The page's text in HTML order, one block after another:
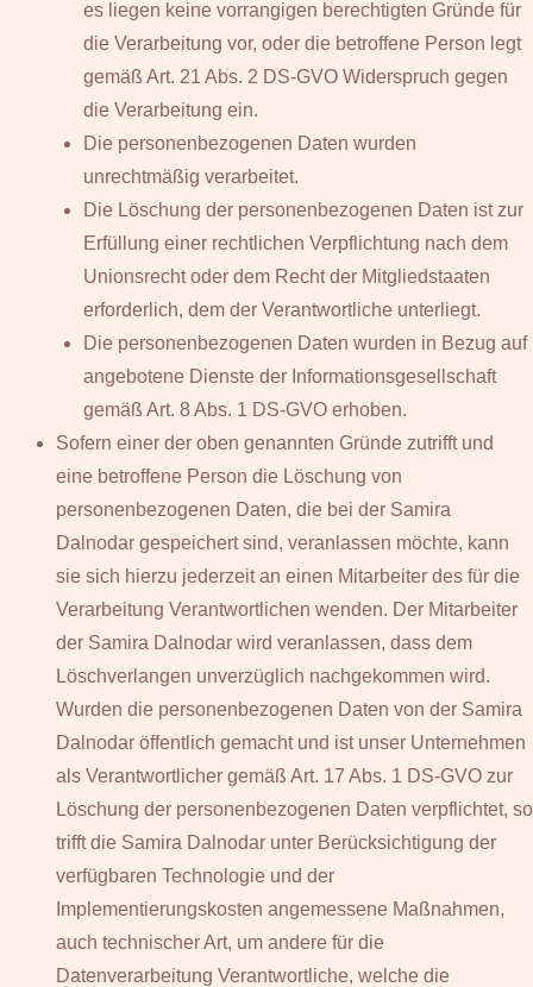
es liegen keine vorrangigen berechtigten Gründe für
die Verarbeitung vor, oder die betroffene Person legt
gemäß Art. 21 Abs. 2 DS-GVO Widerspruch gegen
die Verarbeitung ein.
Die personenbezogenen Daten wurden
unrechtmäßig verarbeitet.
Die Löschung der personenbezogenen Daten ist zur
Erfüllung einer rechtlichen Verpflichtung nach dem
Unionsrecht oder dem Recht der Mitgliedstaaten
erforderlich, dem der Verantwortliche unterliegt.
Die personenbezogenen Daten wurden in Bezug auf
angebotene Dienste der Informationsgesellschaft
gemäß Art. 8 Abs. 1 DS-GVO erhoben.
Sofern einer der oben genannten Gründe zutrifft und
eine betroffene Person die Löschung von
personenbezogenen Daten, die bei der Samira
Dalnodar gespeichert sind, veranlassen möchte, kann
sie sich hierzu jederzeit an einen Mitarbeiter des für die
Verarbeitung Verantwortlichen wenden. Der Mitarbeiter
der Samira Dalnodar wird veranlassen, dass dem
Löschverlangen unverzüglich nachgekommen wird.
Wurden die personenbezogenen Daten von der Samira
Dalnodar öffentlich gemacht und ist unser Unternehmen
als Verantwortlicher gemäß Art. 17 Abs. 1 DS-GVO zur
Löschung der personenbezogenen Daten verpflichtet, so
trifft die Samira Dalnodar unter Berücksichtigung der
verfügbaren Technologie und der
Implementierungskosten angemessene Maßnahmen,
auch technischer Art, um andere für die
Datenverarbeitung Verantwortliche, welche die